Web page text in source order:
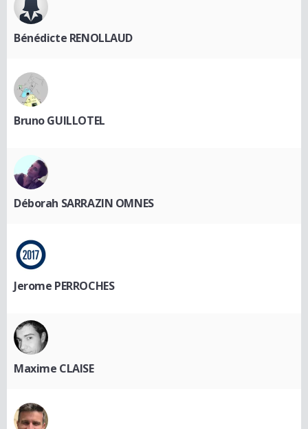
Bénédicte RENOLLAUD
Bruno GUILLOTEL
Déborah SARRAZIN OMNES
Jerome PERROCHES
Maxime CLAISE